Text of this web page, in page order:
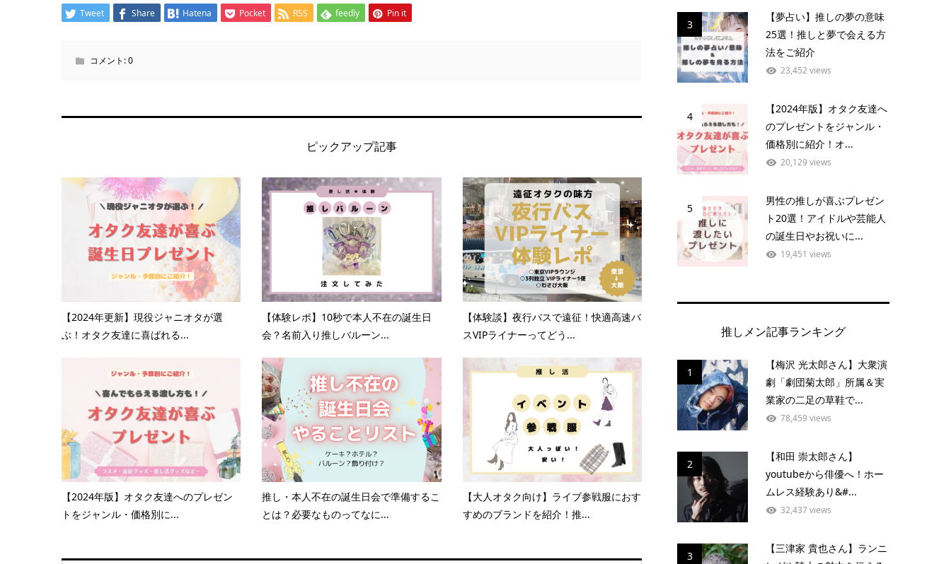
Tweet Share Hatena Pocket RSS feedly Pin it
コメント:0
ピックアップ記事
【2024年更新】現役ジャニオタが選
ぶ！オタク友達に喜ばれる...
【体験レポ】10秒で本人不在の誕生日
会？名前入り推しバルーン...
【体験談】夜行バスで遠征！快適高速バ
スVIPライナーってどう...
【2024年版】オタク友達へのプレゼン
トをジャンル・価格別に...
推し・本人不在の誕生日会で準備するこ
とは？必要なものってなに...
【大人オタク向け】ライブ参戦服におす
すめのブランドを紹介！推...
3
【夢占い】推しの夢の意味
25選！推しと夢で会える方
法をご紹介
23,452 views
4
【2024年版】オタク友達へ
のプレゼントをジャンル・
価格別に紹介！オ...
20,129 views
5
男性の推しが喜ぶプレゼン
ト20選！アイドルや芸能人
の誕生日やお祝いに...
19,451 views
推しメン記事ランキング
1
【梅沢 光太郎さん】大衆演
劇「劇団菊太郎」所属＆実
業家の二足の草鞋で...
78,459 views
2
【和田 崇太郎さん】
youtubeから俳優へ！ホー
ムレス経験あり&#...
32,437 views
3
【三津家 貴也さん】ランニ